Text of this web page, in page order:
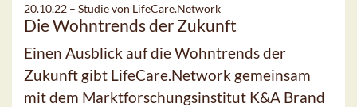
20.10.22 – Studie von LifeCare.Network
Die Wohntrends der Zukunft
Einen Ausblick auf die Wohntrends der
Zukunft gibt LifeCare.Network gemeinsam
mit dem Marktforschungsinstitut K&A Brand